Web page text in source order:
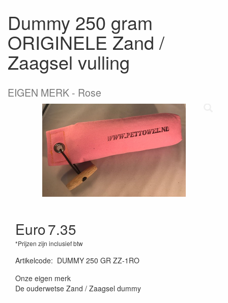
Dummy 250 gram
ORIGINELE Zand /
Zaagsel vulling
EIGEN MERK - Rose
Euro7.35
*Prijzen zijn inclusief btw
Artikelcode: DUMMY 250 GR ZZ-1RO
Onze eigen merk
De ouderwetse Zand / Zaagsel dummy